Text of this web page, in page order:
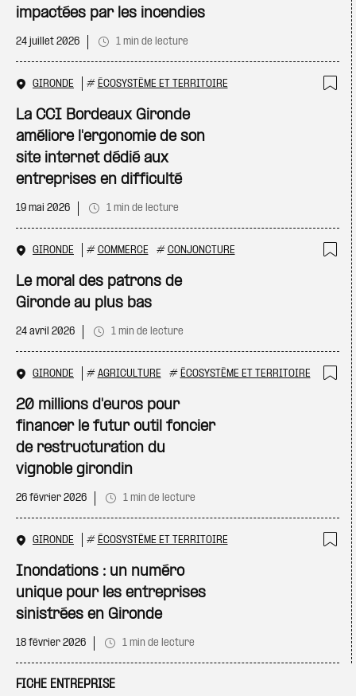
impactées par les incendies
24 juillet 2026 1 min de lecture
GIRONDE # ÉCOSYSTÈME ET TERRITOIRE
La CCI Bordeaux Gironde
améliore l'ergonomie de son
site internet dédié aux
entreprises en difficulté
19 mai 2026 1 min de lecture
GIRONDE # COMMERCE # CONJONCTURE
Le moral des patrons de
Gironde au plus bas
24 avril 2026 1 min de lecture
GIRONDE # AGRICULTURE # ÉCOSYSTÈME ET TERRITOIRE
20 millions d'euros pour
financer le futur outil foncier
de restructuration du
vignoble girondin
26 février 2026 1 min de lecture
GIRONDE # ÉCOSYSTÈME ET TERRITOIRE
Inondations : un numéro
unique pour les entreprises
sinistrées en Gironde
18 février 2026 1 min de lecture
FICHE ENTREPRISE